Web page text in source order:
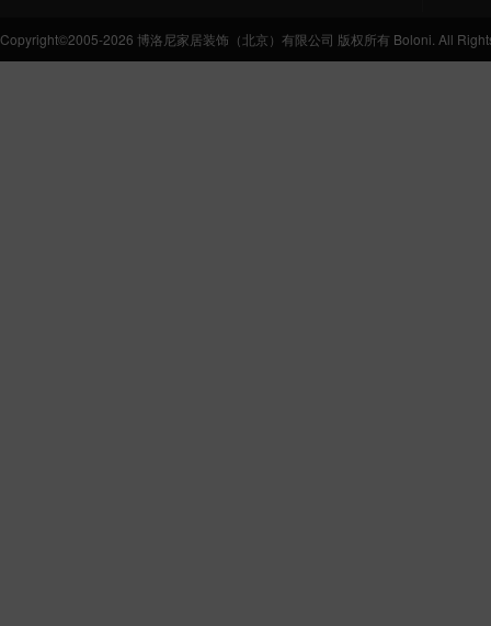
Copyright©2005-2026 博洛尼家居装饰（北京）有限公司 版权所有 Boloni. All